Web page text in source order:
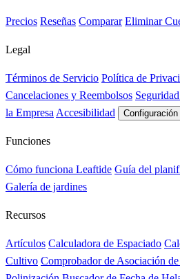
Precios Reseñas Comparar Eliminar
Legal
Términos de Servicio Política de
Cancelaciones y Reembolsos
la Empresa Accesibilidad
Funciones
Cómo funciona Leaftide Guía del
Galería de jardines
Recursos
Artículos Calculadora de Espaciado
Cultivo Comprobador de Asociación